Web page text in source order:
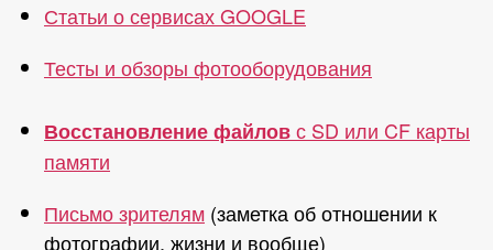
Статьи о сервисах GOOGLE
Тесты и обзоры фотооборудования
Восстановление файловс SD или CF карты
памяти
Письмо зрителям (заметка об отношении к
фотографии, жизни и вообще)